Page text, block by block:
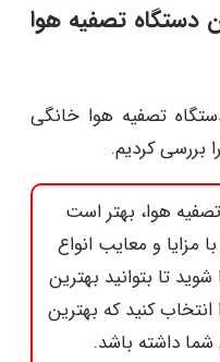
دستگاه تصفیه هوا
تصفیه هوا خانگی
کردیم.
هوا، بهتر است
مزایا و معایب انواع
تا بتوانید بهترین
کنید که بهترین
داشته باشد.